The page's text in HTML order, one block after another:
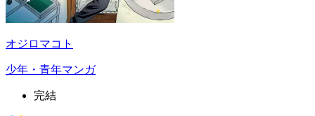
オジロマコト
少年・青年マンガ
完結